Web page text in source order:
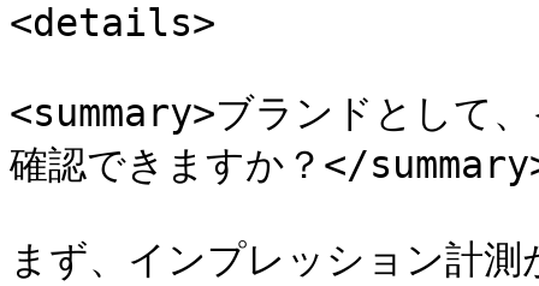
<details>
<summary>ブランドとして
確認できますか？</
まず、インプレッション計